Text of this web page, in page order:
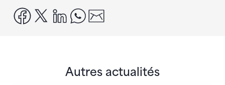
facebook
x linkedinwhatsapp
Autres actualités